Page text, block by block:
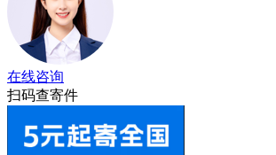
在线咨询
扫码查寄件